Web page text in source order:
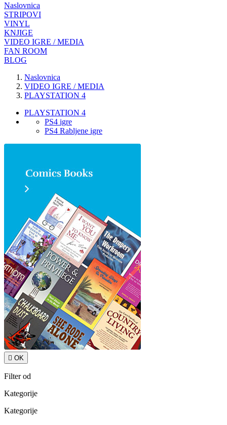
Naslovnica
STRIPOVI
VINYL
KNJIGE
VIDEO IGRE / MEDIA
FAN ROOM
BLOG
Naslovnica
VIDEO IGRE / MEDIA
PLAYSTATION 4
PLAYSTATION 4
PS4 igre
PS4 Rabljene igre
 OK
Filter od
Kategorije
Kategorije